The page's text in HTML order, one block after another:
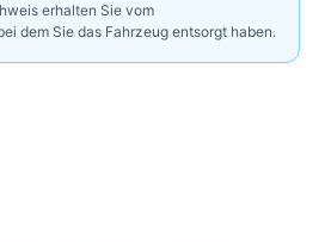
erhalten Sie vom
dem Sie das Fahrzeug entsorgt haben.